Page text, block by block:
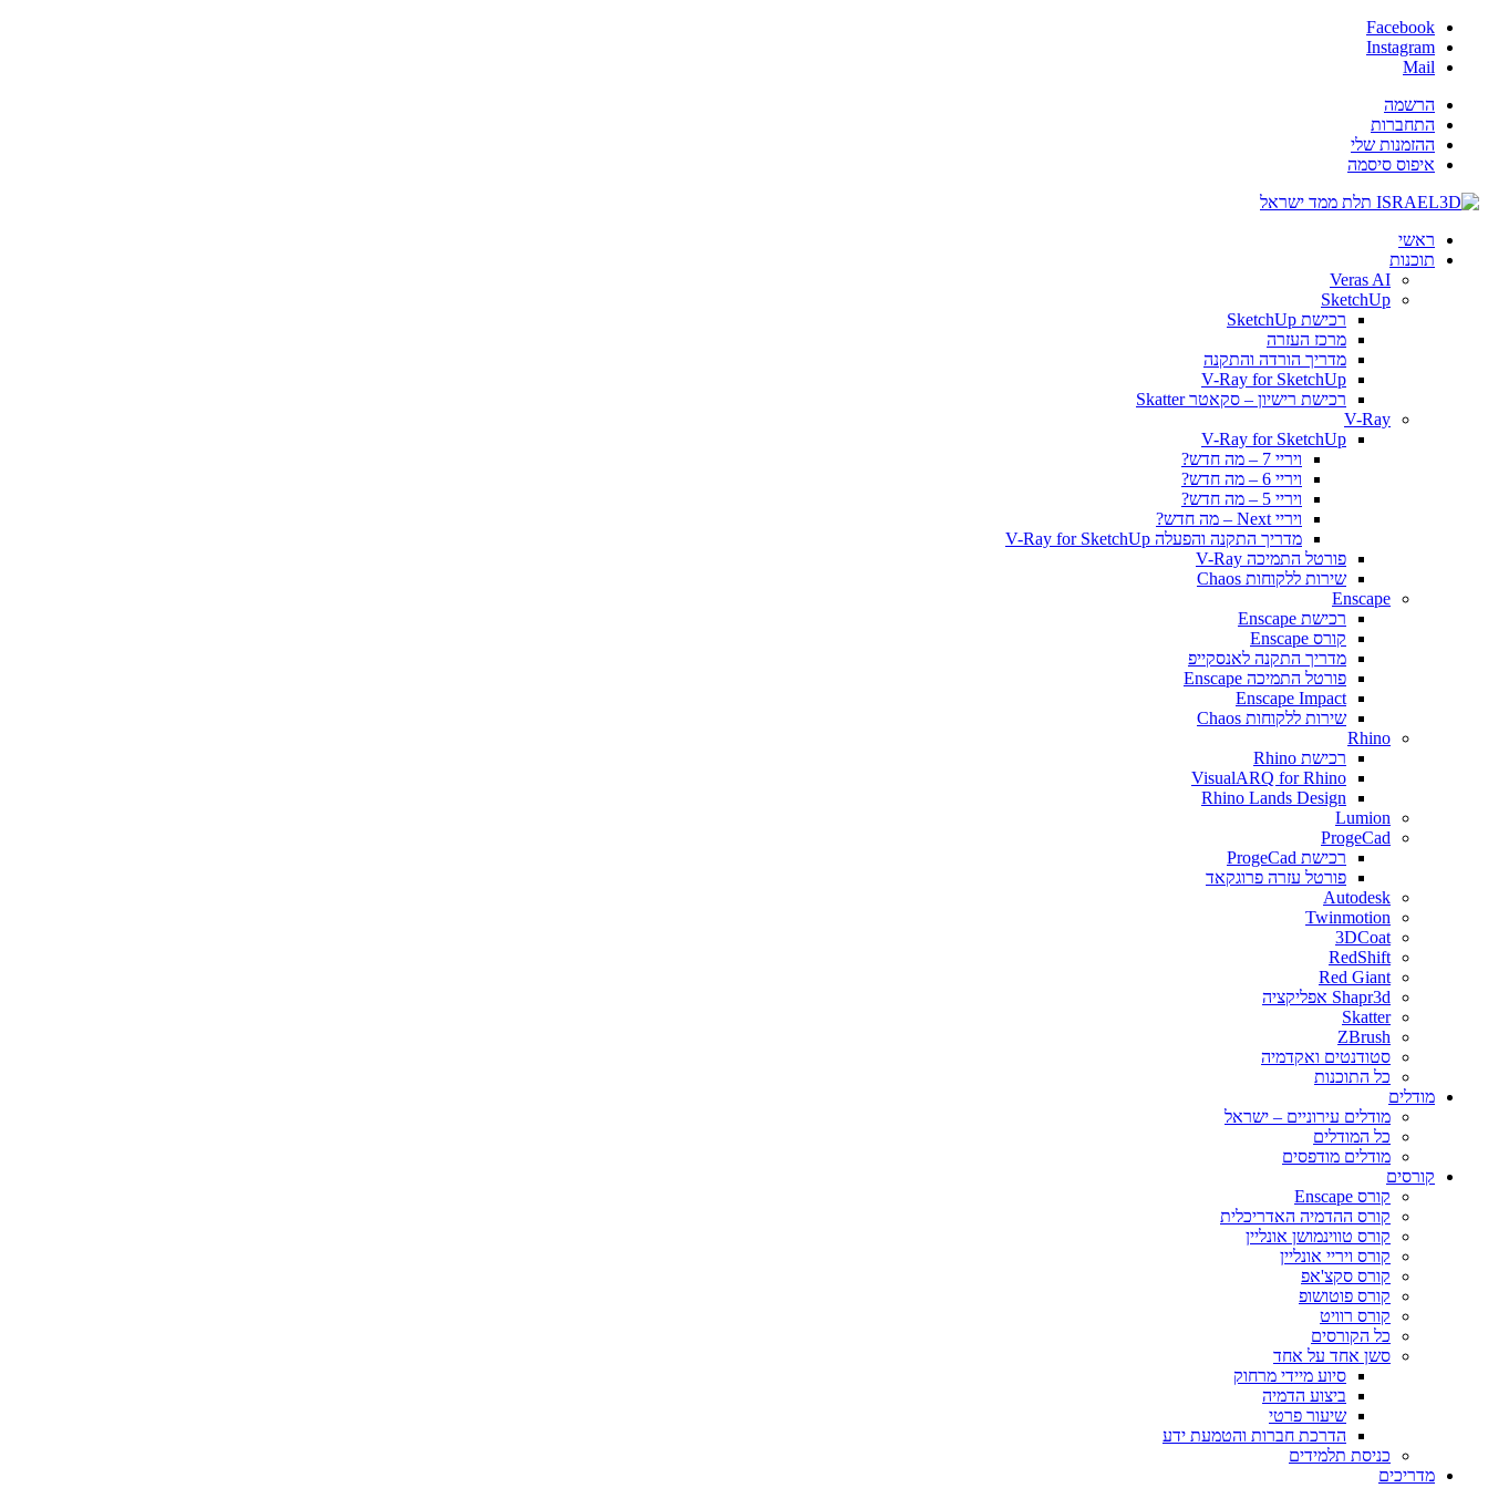
Facebook
Instagram
Mail
הרשמה
התחברות
ההזמנות שלי
איפוס סיסמה
ראשי
תוכנות
Veras AI
SketchUp
רכישת SketchUp
מרכז העזרה
מדריך הורדה והתקנה
V-Ray for SketchUp
רכישת רישיון – סקאטר Skatter
V-Ray
V-Ray for SketchUp
ויריי 7 – מה חדש?
ויריי 6 – מה חדש?
ויריי 5 – מה חדש?
ויריי Next – מה חדש?
מדריך התקנה והפעלה V-Ray for SketchUp
פורטל התמיכה V-Ray
שירות ללקוחות Chaos
Enscape
רכישת Enscape
קורס Enscape
מדריך התקנה לאנסקייפ
פורטל התמיכה Enscape
Enscape Impact
שירות ללקוחות Chaos
Rhino
רכישת Rhino
VisualARQ for Rhino
Rhino Lands Design
Lumion
ProgeCad
רכישת ProgeCad
פורטל עזרה פרוגקאד
Autodesk
Twinmotion
3DCoat
RedShift
Red Giant
Shapr3d אפליקציה
Skatter
ZBrush
סטודנטים ואקדמיה
כל התוכנות
מודלים
מודלים עירוניים – ישראל
כל המודלים
מודלים מודפסים
קורסים
קורס Enscape
קורס ההדמיה האדריכלית
קורס טווינמושן אונליין
קורס ויריי אונליין
קורס סקצ'אפ
קורס פוטושופ
קורס רוויט
כל הקורסים
סשן אחד על אחד
סיוע מיידי מרחוק
ביצוע הדמיה
שיעור פרטי
הדרכת חברות והטמעת ידע
כניסת תלמידים
מדריכים